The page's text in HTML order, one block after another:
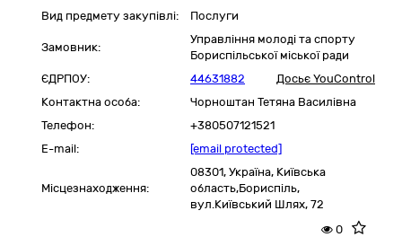
Вид предмету закупівлі: Послуги
Замовник:
Управління молоді та спорту
Бориспільської міської ради
ЄДРПОУ:
44631882
Досьє YouControl
Контактна особа:
Чорноштан Тетяна Василівна
Телефон:
+380507121521
E-mail:
[email protected]
Місцезнаходження:
08301, Україна, Київська
область,Бориспіль,
вул.Київський Шлях, 72
0